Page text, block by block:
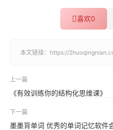
喜欢0
本文链接： https://
上一篇
《有效训练你的结构化思维课》
下一篇
墨墨背单词 优秀的单词记忆软件